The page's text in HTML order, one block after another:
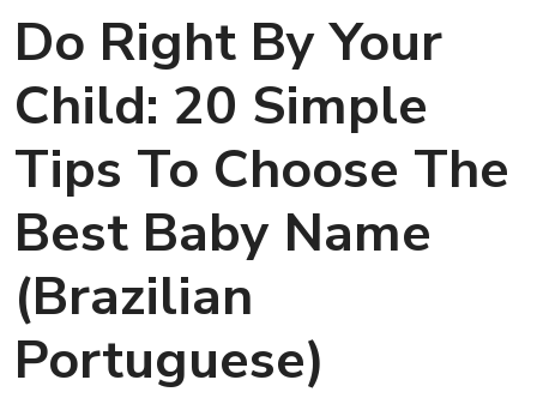
Do Right By Your
Child: 20 Simple
Tips To Choose The
Best Baby Name
(Brazilian
Portuguese)